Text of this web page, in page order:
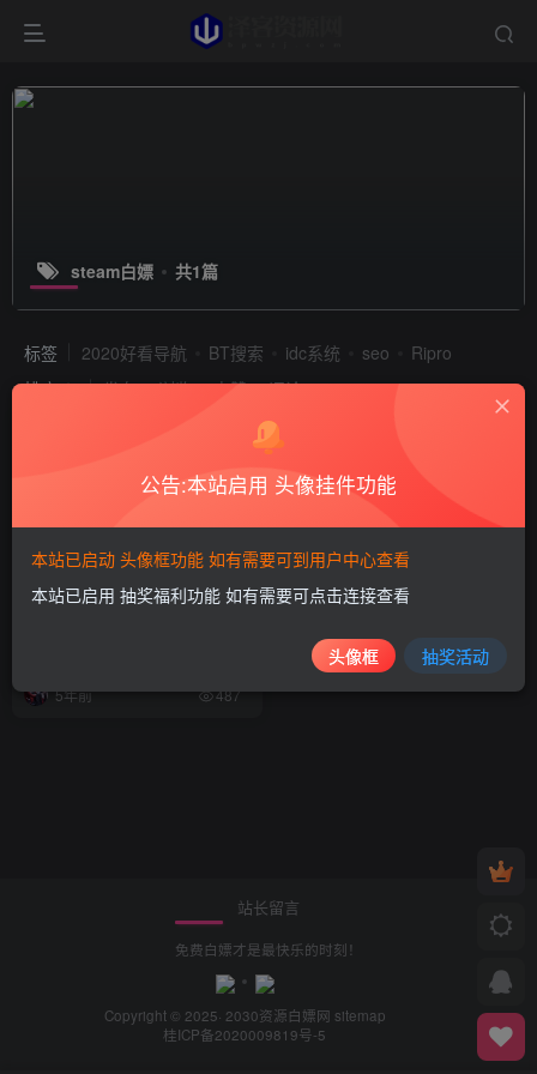
steam白嫖 共1篇
标签 2020好看导航 BT搜索 idc系统 seo
Ripro
排序
发布 浏览 点赞 评论
steamEpic白嫖《Thefall》和
5年前 487
站长留言
免费白嫖才是最快乐的时刻！
Copyright © 2025· 2030资源白嫖网 sitemap
桂ICP备2020009819号-5
公告:本站启用 头像挂件功能
本站已启动 头像框功能 如有需要可到用户中心查看
本站已启用 抽奖福利功能 如有需要可点击连接查看
头像框 抽奖活动